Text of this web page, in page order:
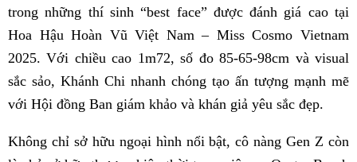
trong những thí sinh “best face” được đánh giá cao tại
Hoa Hậu Hoàn Vũ Việt Nam – Miss Cosmo Vietnam
2025. Với chiều cao 1m72, số đo 85-65-98cm và visual
sắc sảo, Khánh Chi nhanh chóng tạo ấn tượng mạnh mẽ
với Hội đồng Ban giám khảo và khán giả yêu sắc đẹp.
Không chỉ sở hữu ngoại hình nổi bật, cô nàng Gen Z còn